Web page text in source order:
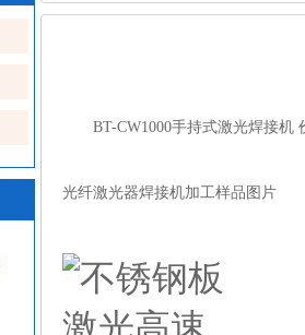
BT-CW1000手持式激光焊接机
光纤激光器焊接机加工样品图片